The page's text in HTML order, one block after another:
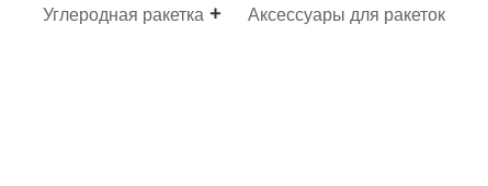
Углеродная ракетка Аксессуары для ракеток